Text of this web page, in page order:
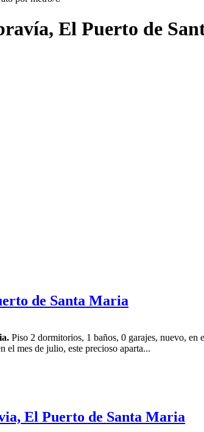
El Puerto de
de Santa Maria
Piso 2 dormitorios, 1 baños, 0 garajes, nuevo, en
el mes de julio, este precioso aparta...
El Puerto de Santa Maria